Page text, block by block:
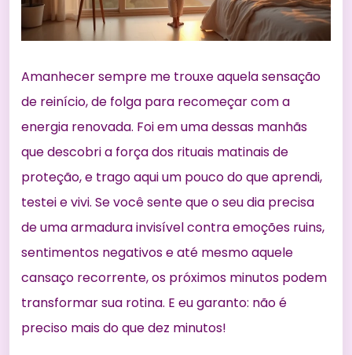
Amanhecer sempre me trouxe aquela sensação
de reinício, de folga para recomeçar com a
energia renovada. Foi em uma dessas manhãs
que descobri a força dos rituais matinais de
proteção, e trago aqui um pouco do que aprendi,
testei e vivi. Se você sente que o seu dia precisa
de uma armadura invisível contra emoções ruins,
sentimentos negativos e até mesmo aquele
cansaço recorrente, os próximos minutos podem
transformar sua rotina. E eu garanto: não é
preciso mais do que dez minutos!